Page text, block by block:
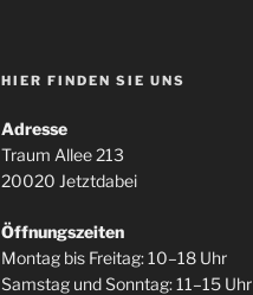
HIER FINDEN SIE UNS
Adresse
Traum Allee 213
20020 Jetztdabei
Öffnungszeiten
Montag bis Freitag: 10–18 Uhr
Samstag und Sonntag: 11–15 Uhr